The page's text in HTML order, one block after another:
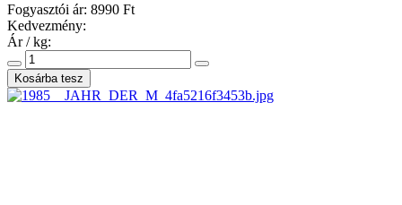
Fogyasztói ár: 8990 Ft
Kedvezmény:
Ár / kg: